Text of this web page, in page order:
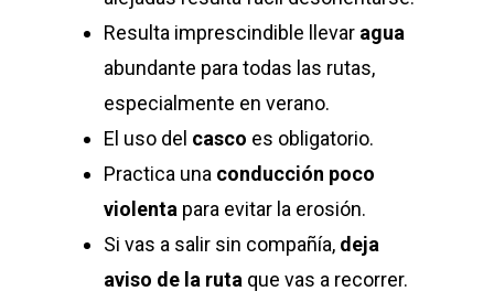
Resulta imprescindible llevar agua
abundante para todas las rutas,
especialmente en verano.
El uso del casco es obligatorio.
Practica una conducción poco
violenta para evitar la erosión.
Si vas a salir sin compañía, deja
aviso de la ruta que vas a recorrer.